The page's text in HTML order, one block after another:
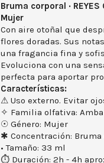
Bruma corporal ·
Mujer
Con aire otoñal que
flores doradas. Sus
una fragancia fina y
Evoluciona con una
perfecta para aportar
Características:
⚠ Uso externo. Evitar
✧ Familia olfativa:
☉ Género: Mujer
✱ Concentración: Bruma
• Tamaño: 33 ml
⏱ Duración: 2h - 4h